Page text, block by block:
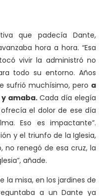
que padecía Dante,
hora a hora. “Esa
vivir la administró no
todo su entorno. Años
sufrió muchísimo, pero a
amaba.Cada día elegía
el dolor de ese día
Eso es impactante”.
y el triunfo de la Iglesia,
renegó de esa cruz, la
añade.
la misa, en los jardines de
a un Dante ya